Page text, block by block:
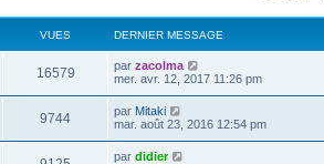
VUES DERNIER MESSAGE
16579V
u
D
e
i
e
r
m
par zacolma
mer. avr. 12, 2017 11:26 pm
9744V
u
D
e
par Mitaki
mar. août 23, 2016 12:54 pm
D
par didier